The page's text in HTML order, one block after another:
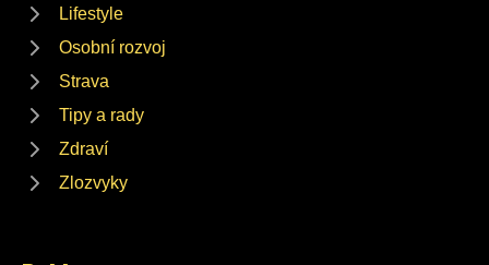
Lifestyle
Osobní rozvoj
Strava
Tipy a rady
Zdraví
Zlozvyky